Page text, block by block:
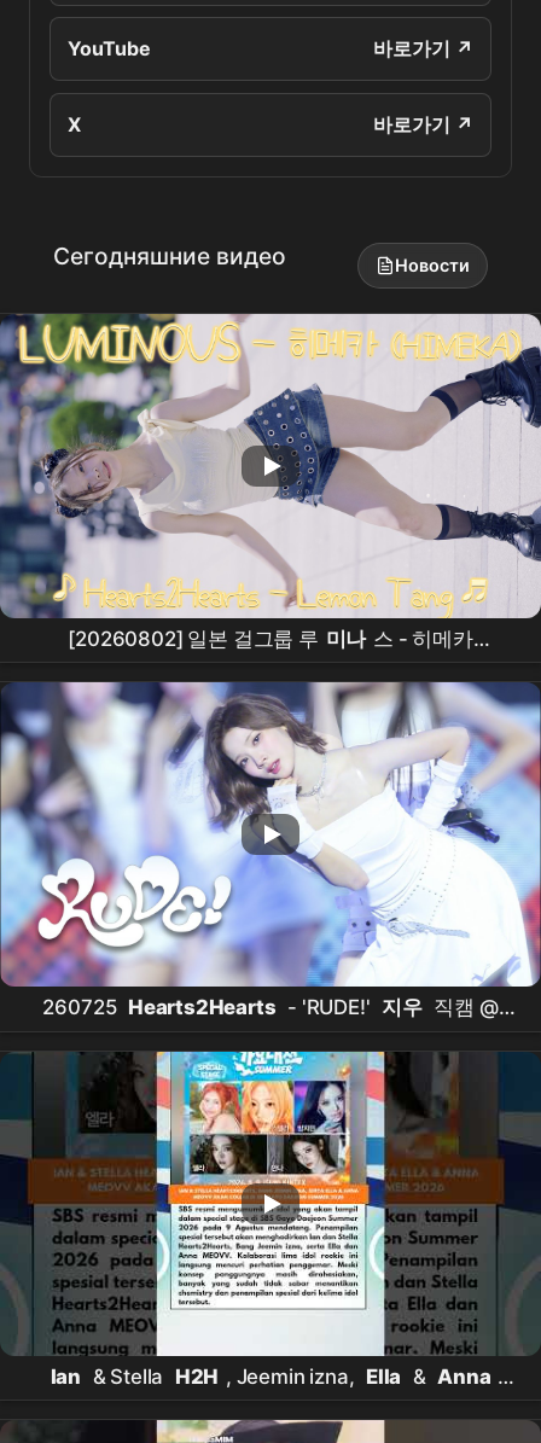
YouTube 바로가기 ↗
X 바로가기 ↗
Сегодняшние видео Новости
[20260802] 일본 걸그룹 루 미나 스 - 히메카
(LUMINOUS - HIMEKA) ♪ Hearts2Hearts - Lemon
Tang ♬ 신촌 버스킹
260725 Hearts2Hearts - 'RUDE!' 지우 직캠 @
KMA
Ian & Stella H2H , Jeemin izna, Ella & Anna
MEOVV Akan Collab di SBS Gayo Daejeon
Summer 2026 #shorts